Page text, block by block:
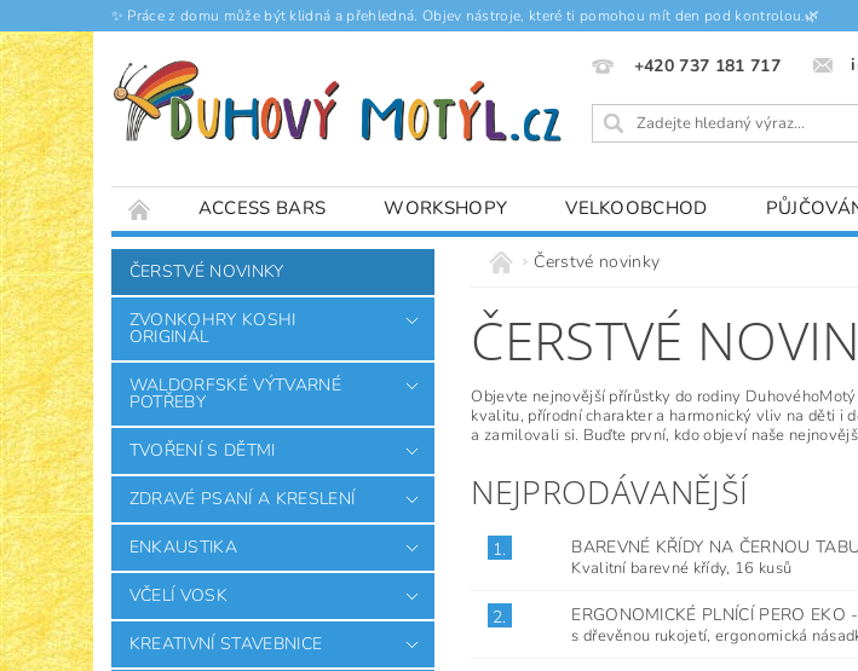
✨ Práce z domu může být klidná a přehledná. Objev nástroje, které ti pomohou mít den pod kontrolou.🌿
+420 737 181 717
ACCESS BARS WORKSHOPY VELKOOBCHOD
ČLÁNKY
ČERSTVÉ NOVINKY
ZVONKOHRY KOSHI
ORIGINÁL
WALDORFSKÉ VÝTVARNÉ
POTŘEBY
TVOŘENÍ S DĚTMI
ZDRAVÉ PSANÍ A KRESLENÍ
ENKAUSTIKA
VČELÍ VOSK
KREATIVNÍ STAVEBNICE
Čerstvé novinky
ČERSTVÉ
Objevte nejnovější přírůstky do rodiny
kvalitu, přírodní charakter a harmonický vliv na děti i
a zamilovali si. Buďte první, kdo objeví naše
NEJPRODÁVANĚJŠÍ
1. BAREVNÉ KŘÍDY NA ČERNOU
Kvalitní barevné křídy, 16 kusů
2. ERGONOMICKÉ PLNÍCÍ PERO
s dřevěnou rukojetí, ergonomická